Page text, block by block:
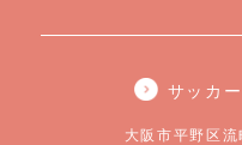
サッカ
大阪市平野区